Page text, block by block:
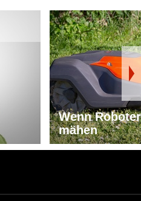
Wenn
mähen